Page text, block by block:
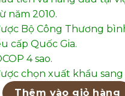
năm 2010.
Bộ Công Thương
cấp Quốc Gia.
4 sao.
chọn xuất khẩu
Bóng Mẫu 14 số lượng
Thêm vào giỏ hàng